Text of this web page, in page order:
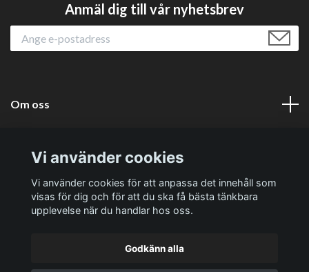
Anmäl dig till vår nyhetsbrev
Om oss
Sociala medier
Vi använder cookies
Vi använder cookies för att anpassa det innehåll som
visas för dig och för att du ska få bästa tänkbara
upplevelse när du handlar hos oss.
Godkänn alla